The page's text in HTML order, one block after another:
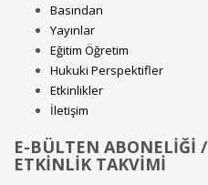
Basından
Yayınlar
Eğitim Öğretim
Hukuki Perspektifler
Etkinlikler
İletişim
E-BÜLTEN ABONELİĞİ /
ETKİNLİK TAKVİMİ